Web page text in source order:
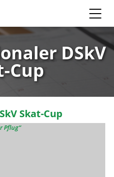
DSkV
Cup
Skat-Cup